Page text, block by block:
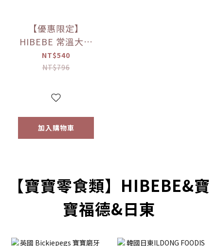
【優惠限定】
HIBEBE 常溫大寶
寶粥系列 雙花豬肉
粥/蓮藕雞肉粥/栗子
(四包入/組)（9個月
NT$540
NT$796
加入購物車
【寶寶零食類】HIBEBE&寶
寶福德&日東